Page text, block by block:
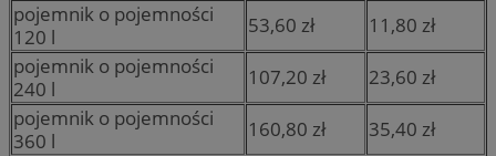
pojemnik o pojemności
120 l
53,60 zł
11,80 zł
pojemnik o pojemności
240 l
107,20 zł
23,60 zł
pojemnik o pojemności
360 l
160,80 zł
35,40 zł